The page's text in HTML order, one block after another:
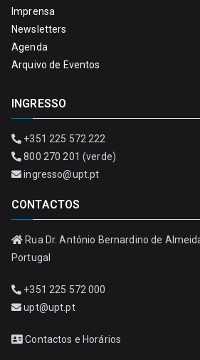
Imprensa
Newsletters
Agenda
Arquivo de Eventos
INGRESSO
+351 225 572 222
800 270 201 (verde)
ingresso@upt.pt
CONTACTOS
Rua Dr. António Bernardino de
Portugal
+351 225 572 000
upt@upt.pt
Contactos e Horários